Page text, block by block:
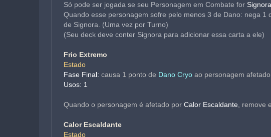
Só pode ser jogada se seu Personagem em Combate for Signora
Quando esse personagem sofre pelo menos 3 de Dano: nega 1
de Signora. (Uma vez por Turno)
(Seu deck deve conter Signora para adicionar essa carta a ele)
Frio Extremo
Estado
Fase Final: causa 1 ponto de Dano Cryo ao personagem afetado.
Usos: 1
Quando o personagem é afetado por Calor Escaldante , remove
Calor Escaldante
Estado